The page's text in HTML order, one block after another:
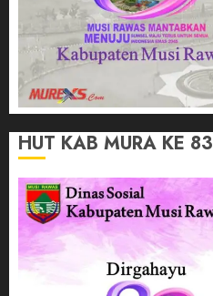
HUT KAB MURA KE 83